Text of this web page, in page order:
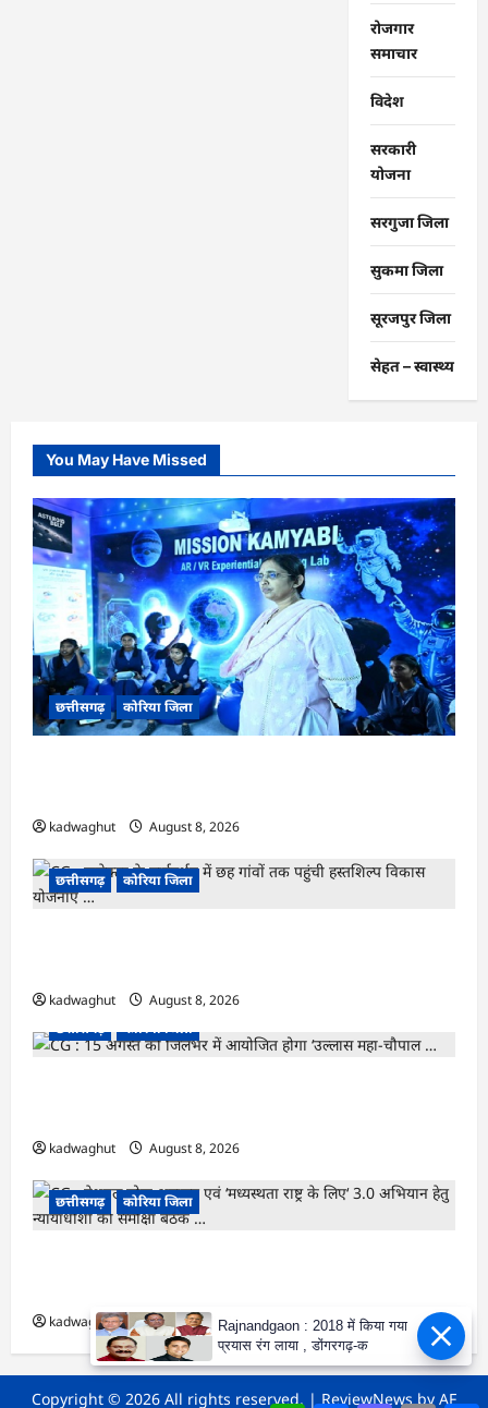
रोजगार
समाचार
विदेश
सरकारी
योजना
सरगुजा जिला
सुकमा जिला
सूरजपुर जिला
सेहत – स्‍वास्‍थ्‍य
You May Have Missed
छत्तीसगढ़ कोरिया जिला
kadwaghut August 8, 2026
छत्तीसगढ़ कोरिया जिला
kadwaghut
August 8, 2026
छत्तीसगढ़
कोरिया जिला
kadwaghut August 8, 2026
छत्तीसगढ़ कोरिया जिला
kadwaghut August 8, 2026
Copyright © 2026 All rights reserved. |ReviewNewsby AF
Rajnandgaon : 2018 में किया गया
प्रयास रंग लाया , डोंगरगढ़-क